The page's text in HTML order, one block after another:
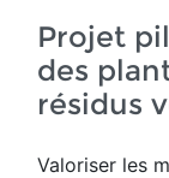
Projet
des
résidus
Valoriser les